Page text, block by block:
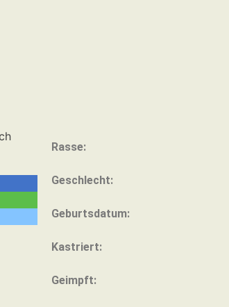
Rasse:
Geschlecht:
Geburtsdatum:
Kastriert:
Geimpft: